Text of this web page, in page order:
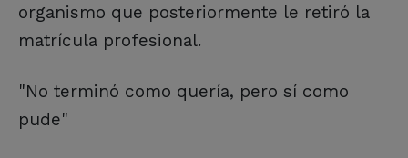
organismo que posteriormente le retiró la
matrícula profesional.
"No terminó como quería, pero sí como
pude"